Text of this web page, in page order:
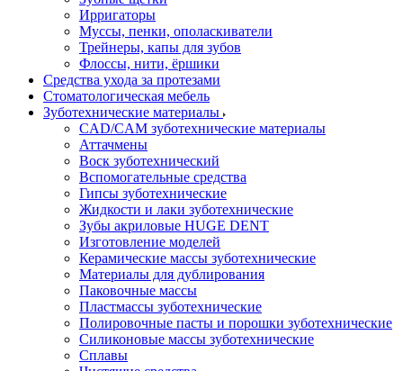
Ирригаторы
Муссы, пенки, ополаскиватели
Трейнеры, капы для зубов
Флоссы, нити, ёршики
Средства ухода за протезами
Стоматологическая мебель
Зуботехнические материалы
CAD/CAM зуботехнические материалы
Аттачмены
Воск зуботехнический
Вспомогательные средства
Гипсы зуботехнические
Жидкости и лаки зуботехнические
Зубы акриловые HUGE DENT
Изготовление моделей
Керамические массы зуботехнические
Материалы для дублирования
Паковочные массы
Пластмассы зуботехнические
Полировочные пасты и порошки зуботехнические
Силиконовые массы зуботехнические
Сплавы